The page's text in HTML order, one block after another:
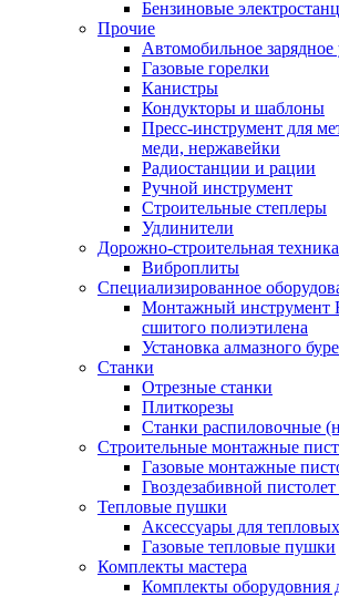
Бензиновые
Прочие
Автомобильное зарядное
Газовые горелки
Канистры
Кондукторы и шаблоны
Пресс-инструмент для
меди, нержавейки
Радиостанции и рации
Ручной инструмент
Строительные степлеры
Удлинители
Дорожно-строительная техника
Виброплиты
Специализированное
Монтажный инструмент
сшитого полиэтилена
Установка алмазного
Станки
Отрезные станки
Плиткорезы
Станки распиловочные
Строительные монтажные
Газовые монтажные
Гвоздезабивной
Тепловые пушки
Аксессуары для
Газовые тепловые пушки
Комплекты мастера
Комплекты оборудовния